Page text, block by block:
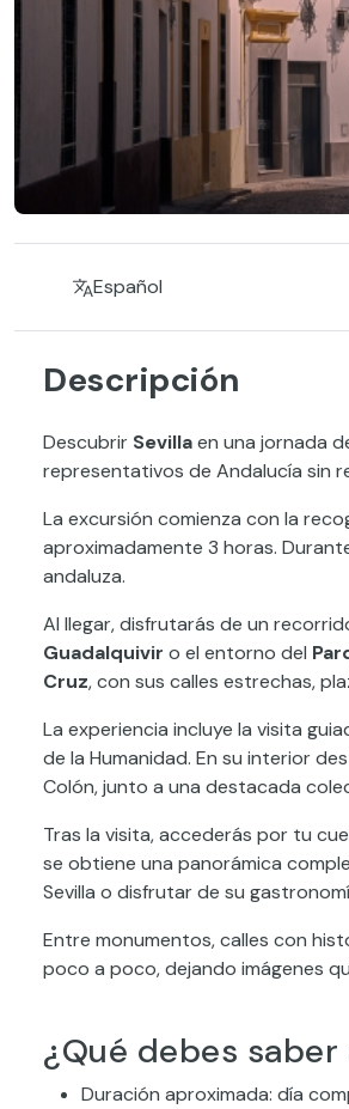
Español
Descripción
Descubrir Sevillaen una jornada
representativos de Andalucía sin
La excursión comienza con la
aproximadamente 3 horas.
andaluza.
Al llegar, disfrutarás de un
Guadalquivir o el entorno del
Cruz, con sus calles estrechas,
La experiencia incluye la visita
de la Humanidad. En su interior
Colón, junto a una destacada
Tras la visita, accederás por tu
se obtiene una panorámica
Sevilla o disfrutar de su
Entre monumentos, calles con
poco a poco, dejando imágenes
¿Qué debes
Duración aproximada: día